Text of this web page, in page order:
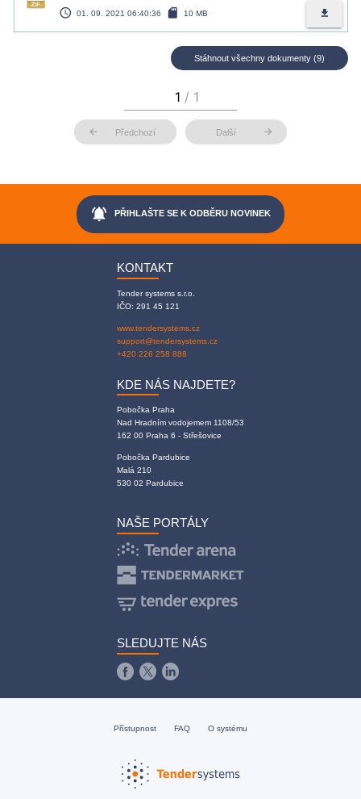
access_time 01. 09. 2021 06:40:36 sd_card 10 MB file_download
Stáhnout všechny dokumenty (9)
arrow_back Předchozí Další arrow_forward
notifications_active PŘIHLAŠTE SE K ODBĚRU NOVINEK
KONTAKT
Tender systems s.r.o.
IČO: 291 45 121
www.tendersystems.cz
support@tendersystems.cz
+420 226 258 888
KDE NÁS NAJDETE?
Pobočka Praha
Nad Hradním vodojemem 1108/53
162 00 Praha 6 - Střešovice
Pobočka Pardubice
Malá 210
530 02 Pardubice
NAŠE PORTÁLY
SLEDUJTE NÁS
Přístupnost FAQ O systému